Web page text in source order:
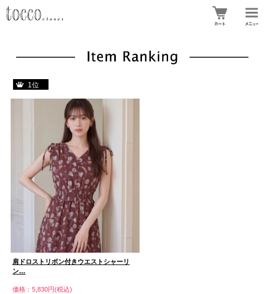
1位
肩ドロストリボン付きウエストシャーリ
ン…
価格：5,830円(税込)